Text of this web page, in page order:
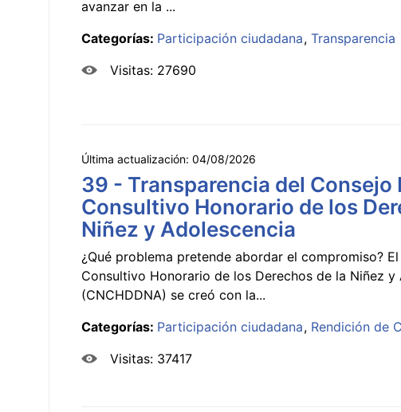
avanzar en la ...
Categorías: Participación ciudadana Transparencia
Visitas: 27690
Última actualización: 04/08/2026
39 - Transparencia del Consejo
Consultivo Honorario de los
Niñez y Adolescencia
¿Qué problema pretende abordar el compromiso?
Consultivo Honorario de los Derechos de la Niñez y
(CNCHDDNA) se creó con la...
Categorías: Participación ciudadana Rendición de
Visitas: 37417